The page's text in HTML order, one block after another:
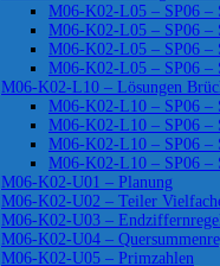
M06-K02-L05 – SP06 –
M06-K02-L05 – SP06 –
M06-K02-L05 – SP06 –
M06-K02-L05 – SP06 –
M06-K02-L10 – Lösungen
M06-K02-L10 – SP06 –
M06-K02-L10 – SP06 –
M06-K02-L10 – SP06 –
M06-K02-L10 – SP06 –
M06-K02-U01 – Planung
M06-K02-U02 – Teiler
M06-K02-U03 –
M06-K02-U04 –
M06-K02-U05 – Primzahlen